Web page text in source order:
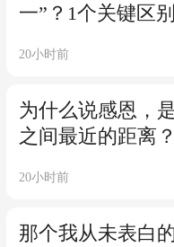
一”？1个关键区
20小时前
为什么说感恩，
之间最近的距离？
20小时前
那个我从未表白